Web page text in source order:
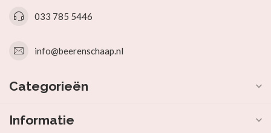
033 785 5446
info@beerenschaap.nl
Categorieën
Informatie